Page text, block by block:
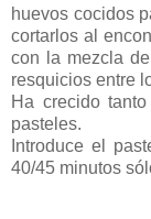
huevos cocidos
cortarlos al
con la mezcla
resquicios entre
Ha crecido
pasteles.
Introduce el
40/45 minutos